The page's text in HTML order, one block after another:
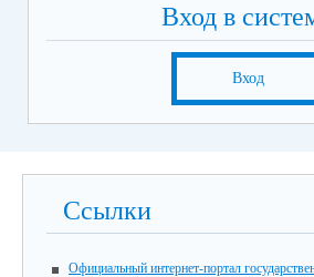
Вход в
Вход
Ссылки
Официальный интернет-портал